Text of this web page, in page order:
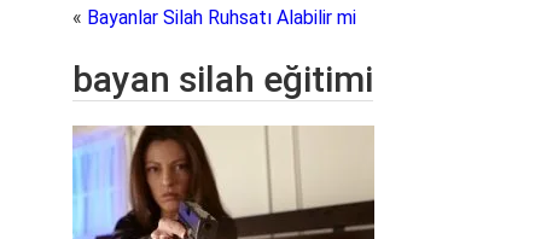
« Bayanlar Silah Ruhsatı Alabilir mi
bayan silah eğitimi